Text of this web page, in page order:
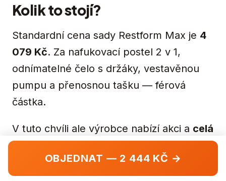
Kolik to stojí?
Standardní cena sady Restform Max je 4
079 Kč. Za nafukovací postel 2 v 1,
odnímatelné čelo s držáky, vestavěnou
pumpu a přenosnou tašku — férová
částka.
V tuto chvíli ale výrobce nabízí akci a celá
sada stojí 2 444 Kč
není potřeba dokupovat.
OBJEDNAT — 2 444 KČ →